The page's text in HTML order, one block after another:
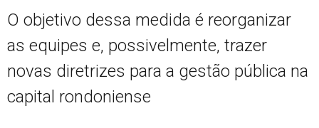
O objetivo dessa medida é reorganizar
as equipes e, possivelmente, trazer
novas diretrizes para a gestão pública na
capital rondoniense